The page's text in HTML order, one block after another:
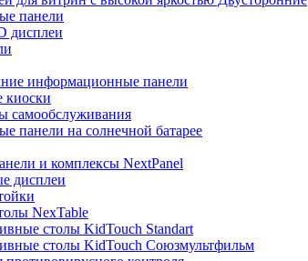
панели
дисплеи
информационные панели
самообслуживания
панели на солнечной батарее
и комплексы NextPanel
дисплеи
NexTable
столы KidTouch Standart
столы KidTouch Союзмультфильм